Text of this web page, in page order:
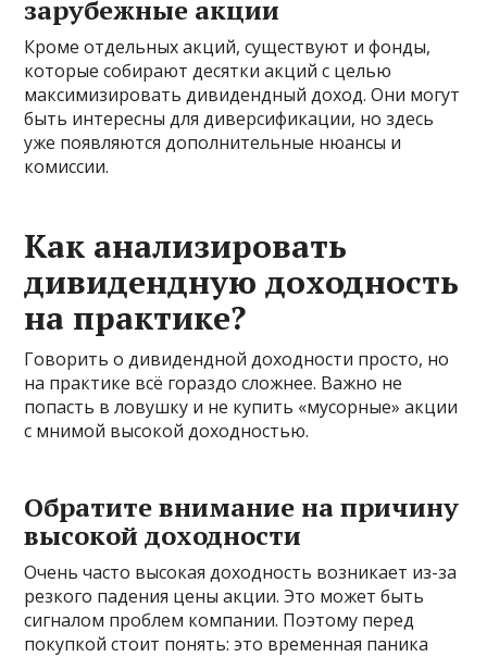
зарубежные акции
Кроме отдельных акций, существуют и фонды,
которые собирают десятки акций с целью
максимизировать дивидендный доход. Они могут
быть интересны для диверсификации, но здесь
уже появляются дополнительные нюансы и
комиссии.
Как анализировать
дивидендную доходность
на практике?
Говорить о дивидендной доходности просто, но
на практике всё гораздо сложнее. Важно не
попасть в ловушку и не купить «мусорные» акции
с мнимой высокой доходностью.
Обратите внимание на причину
высокой доходности
Очень часто высокая доходность возникает из-за
резкого падения цены акции. Это может быть
сигналом проблем компании. Поэтому перед
покупкой стоит понять: это временная паника